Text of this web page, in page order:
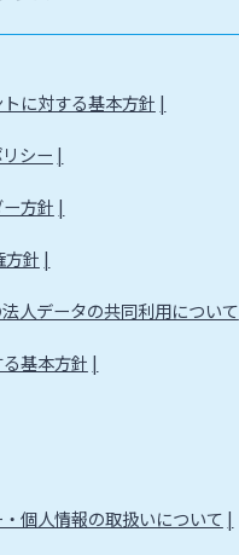
に対する基本方針
シー
方針
方針
人データの共同利用について
基本方針
個人情報の取扱いについて